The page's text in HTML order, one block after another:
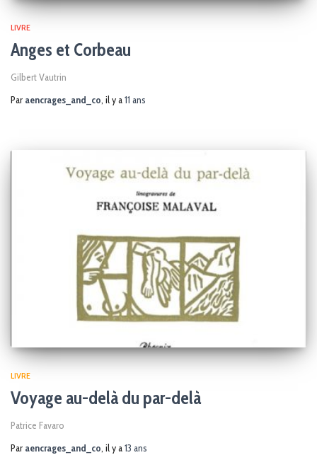
LIVRE
Anges et Corbeau
Gilbert Vautrin
Par aencrages_and_co, il y a11 ans
LIVRE
Voyage au-delà du par-delà
Patrice Favaro
Par aencrages_and_co, il y a13 ans